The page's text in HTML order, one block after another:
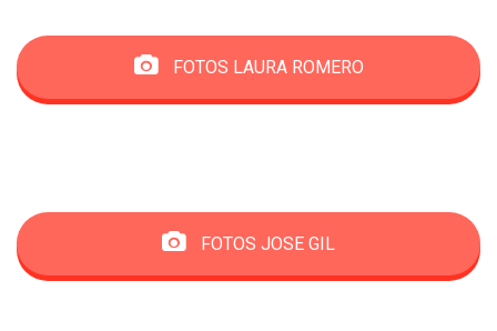
FOTOS LAURA ROMERO
FOTOS JOSE GIL